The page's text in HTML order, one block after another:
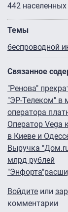
442 населенных
Темы
беспроводной
Связанное
"Ренова"
"ЭР-Телеком" в
оператора
Оператор Vega
в Киеве и
Выручка
млрд рублей
Войдите или
комментарии